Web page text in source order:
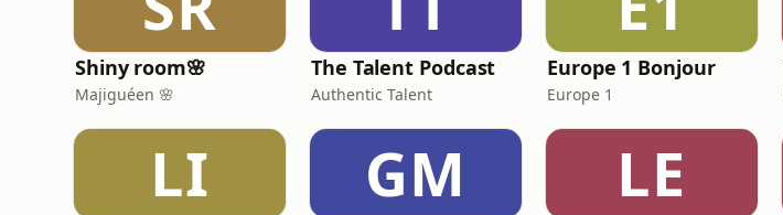
Shiny room🌸
Majiguéen 🌸
The Talent Podcast
Authentic Talent
Europe 1 Bonjour
Europe 1
LI GM LE